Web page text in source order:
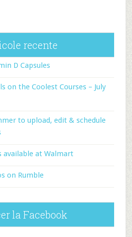
recente
D Capsules
on the Coolest Courses – July
to upload, edit & schedule
available at Walmart
on Rumble
la Facebook